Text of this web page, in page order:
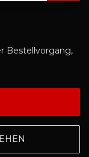
Bestellvorgang,